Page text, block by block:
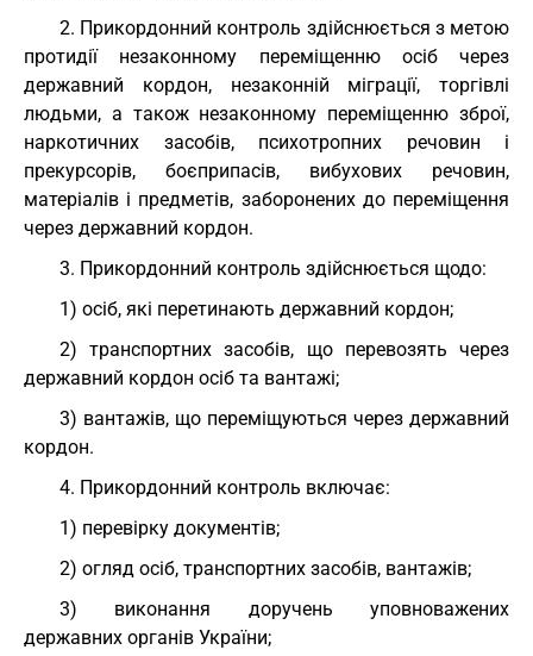
2. Прикордонний контроль здійснюється з метою
протидії незаконному переміщенню осіб через
державний кордон, незаконній міграції, торгівлі
людьми, а також незаконному переміщенню зброї,
наркотичних засобів, психотропних речовин і
прекурсорів, боєприпасів, вибухових речовин,
матеріалів і предметів, заборонених до переміщення
через державний кордон.
3. Прикордонний контроль здійснюється щодо:
1) осіб, які перетинають державний кордон;
2) транспортних засобів, що перевозять через
державний кордон осіб та вантажі;
3) вантажів, що переміщуються через державний
кордон.
4. Прикордонний контроль включає:
1) перевірку документів;
2) огляд осіб, транспортних засобів, вантажів;
3) виконання доручень уповноважених
державних органів України;